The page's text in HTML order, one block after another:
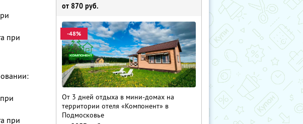
при
при
от 870 руб.
-48%
От 3 дней отдыха в мини-домах на
территории отеля «Компонент» в
Подмосковье